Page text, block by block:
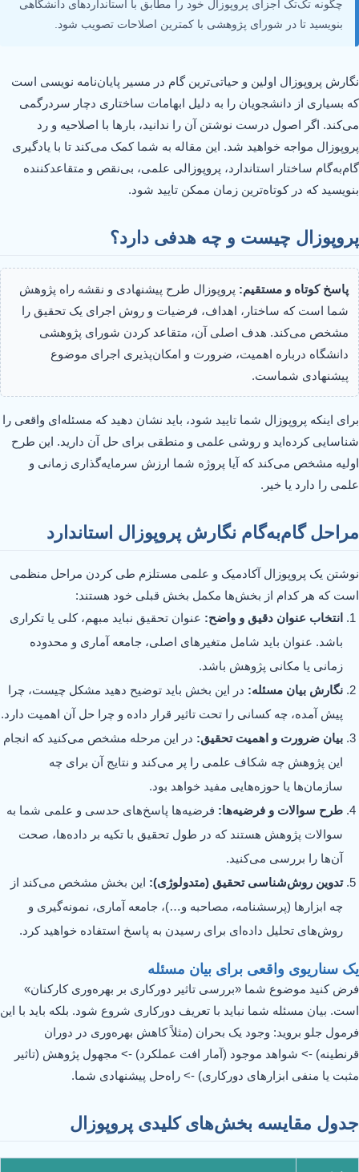
چگونه تک‌تک اجزای پروپوزال خود را مطابق با استانداردهای دانشگاهی
بنویسید تا در شورای پژوهشی با کمترین اصلاحات تصویب شود.
نگارش پروپوزال اولین و حیاتی‌ترین گام در مسیر پایان‌نامه نویسی است
که بسیاری از دانشجویان را به دلیل ابهامات ساختاری دچار سردرگمی
می‌کند. اگر اصول درست نوشتن آن را ندانید، بارها با اصلاحیه و رد
پروپوزال مواجه خواهید شد. این مقاله به شما کمک می‌کند تا با یادگیری
گام‌به‌گام ساختار استاندارد، پروپوزالی علمی، بی‌نقص و متقاعدکننده
بنویسید که در کوتاه‌ترین زمان ممکن تایید شود.
پروپوزال چیست و چه هدفی دارد؟
پاسخ کوتاه و مستقیم: پروپوزال طرح پیشنهادی و نقشه راه پژوهش
شما است که ساختار، اهداف، فرضیات و روش اجرای یک تحقیق را
مشخص می‌کند. هدف اصلی آن، متقاعد کردن شورای پژوهشی
دانشگاه درباره اهمیت، ضرورت و امکان‌پذیری اجرای موضوع
پیشنهادی شماست.
برای اینکه پروپوزال شما تایید شود، باید نشان دهید که مسئله‌ای واقعی را
شناسایی کرده‌اید و روشی علمی و منطقی برای حل آن دارید. این طرح
اولیه مشخص می‌کند که آیا پروژه شما ارزش سرمایه‌گذاری زمانی و
علمی را دارد یا خیر.
مراحل گام‌به‌گام نگارش پروپوزال استاندارد
نوشتن یک پروپوزال آکادمیک و علمی مستلزم طی کردن مراحل منظمی
است که هر کدام از بخش‌ها مکمل بخش قبلی خود هستند:
انتخاب عنوان دقیق و واضح: عنوان تحقیق نباید مبهم، کلی یا تکراری
باشد. عنوان باید شامل متغیرهای اصلی، جامعه آماری و محدوده
زمانی یا مکانی پژوهش باشد.
نگارش بیان مسئله: در این بخش باید توضیح دهید مشکل چیست، چرا
پیش آمده، چه کسانی را تحت تاثیر قرار داده و چرا حل آن اهمیت دارد.
بیان ضرورت و اهمیت تحقیق: در این مرحله مشخص می‌کنید که انجام
این پژوهش چه شکاف علمی را پر می‌کند و نتایج آن برای چه
سازمان‌ها یا حوزه‌هایی مفید خواهد بود.
طرح سوالات و فرضیه‌ها: فرضیه‌ها پاسخ‌های حدسی و علمی شما به
سوالات پژوهش هستند که در طول تحقیق با تکیه بر داده‌ها، صحت
آن‌ها را بررسی می‌کنید.
تدوین روش‌شناسی تحقیق (متدولوژی): این بخش مشخص می‌کند از
چه ابزارها (پرسشنامه، مصاحبه و…)، جامعه آماری، نمونه‌گیری و
روش‌های تحلیل داده‌ای برای رسیدن به پاسخ استفاده خواهید کرد.
یک سناریوی واقعی برای بیان مسئله
فرض کنید موضوع شما «بررسی تاثیر دورکاری بر بهره‌وری کارکنان»
است. بیان مسئله شما نباید با تعریف دورکاری شروع شود. بلکه باید با این
فرمول جلو بروید: وجود یک بحران (مثلاً کاهش بهره‌وری در دوران
قرنطینه) -> شواهد موجود (آمار افت عملکرد) -> مجهول پژوهش (تاثیر
مثبت یا منفی ابزارهای دورکاری) -> راه‌حل پیشنهادی شما.
جدول مقایسه بخش‌های کلیدی پروپوزال